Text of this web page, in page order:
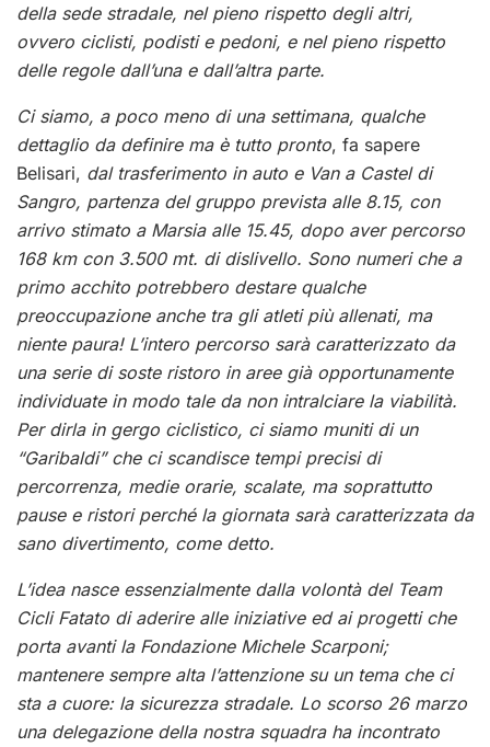
della sede stradale, nel pieno rispetto degli altri,
ovvero ciclisti, podisti e pedoni, e nel pieno rispetto
delle regole dall’una e dall’altra parte.
Ci siamo, a poco meno di una settimana, qualche
dettaglio da definire ma è tutto pronto, fa sapere
Belisari, dal trasferimento in auto e Van a Castel di
Sangro, partenza del gruppo prevista alle 8.15, con
arrivo stimato a Marsia alle 15.45, dopo aver percorso
168 km con 3.500 mt. di dislivello. Sono numeri che a
primo acchito potrebbero destare qualche
preoccupazione anche tra gli atleti più allenati, ma
niente paura! L’intero percorso sarà caratterizzato da
una serie di soste ristoro in aree già opportunamente
individuate in modo tale da non intralciare la viabilità.
Per dirla in gergo ciclistico, ci siamo muniti di un
“Garibaldi” che ci scandisce tempi precisi di
percorrenza, medie orarie, scalate, ma soprattutto
pause e ristori perché la giornata sarà caratterizzata da
sano divertimento, come detto.
L’idea nasce essenzialmente dalla volontà del Team
Cicli Fatato di aderire alle iniziative ed ai progetti che
porta avanti la Fondazione Michele Scarponi;
mantenere sempre alta l’attenzione su un tema che ci
sta a cuore: la sicurezza stradale. Lo scorso 26 marzo
una delegazione della nostra squadra ha incontrato